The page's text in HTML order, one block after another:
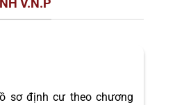
V.N.P
sơ định cư theo chương